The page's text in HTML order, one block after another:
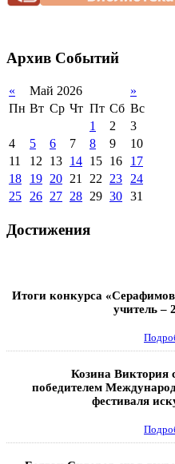
Архив Событий
« Май 2026
»
Пн Вт Ср Чт Пт Сб Вс
1
2
3
4
5 6 7 8 9
10
11
12 13 14 15 16
17
18
19 20 21 22 23 24
25 26 27 28 29 30 31
Достижения
Итоги конкурса
учитель –
Козина Виктория
победителем
фестиваля